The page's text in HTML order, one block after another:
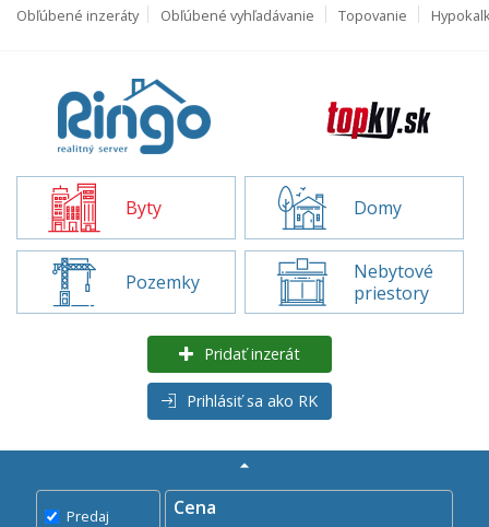
Obľúbené inzeráty Obľúbené vyhľadávanie Topovanie
Byty Domy
Pozemky
Nebytové
priestory
Pridať inzerát
Prihlásiť sa ako RK
Predaj
Cena